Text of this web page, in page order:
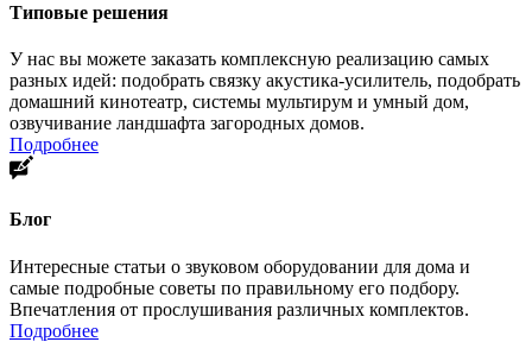
Типовые решения
У нас вы можете заказать комплексную реализацию самых
разных идей: подобрать связку акустика-усилитель, подобрать
домашний кинотеатр, системы мультирум и умный дом,
озвучивание ландшафта загородных домов.
Подробнее
Блог
Интересные статьи о звуковом оборудовании для дома и
самые подробные советы по правильному его подбору.
Впечатления от прослушивания различных комплектов.
Подробнее